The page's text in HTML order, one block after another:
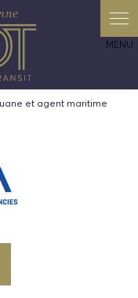
et agent maritime